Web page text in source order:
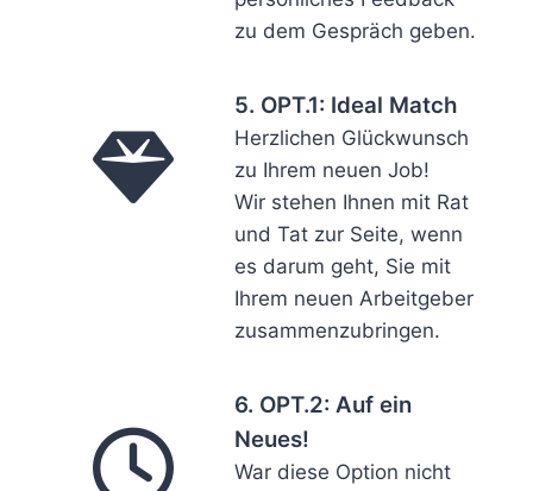
zu dem Gespräch geben.
5. OPT.1: Ideal Match
Herzlichen Glückwunsch
zu Ihrem neuen Job!
Wir stehen Ihnen mit Rat
und Tat zur Seite, wenn
es darum geht, Sie mit
Ihrem neuen Arbeitgeber
zusammenzubringen.
6. OPT.2: Auf ein
Neues!
War diese Option nicht